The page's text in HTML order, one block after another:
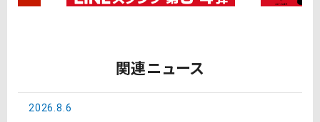
関連ニュース
2026.8.6